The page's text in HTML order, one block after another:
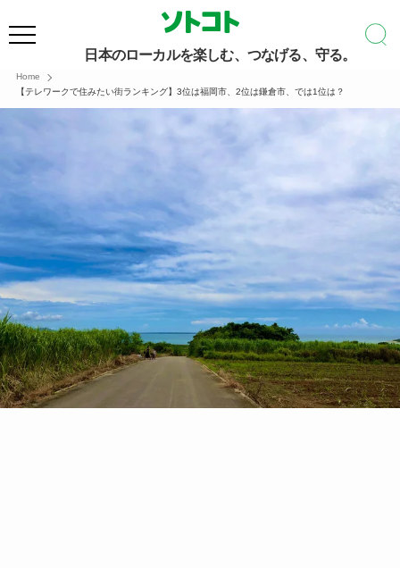
日本のローカルを楽しむ、つなげる、守る。
Home
【テレワークで住みたい街ランキング】3位は福岡市、2位は鎌倉市、では1位は？